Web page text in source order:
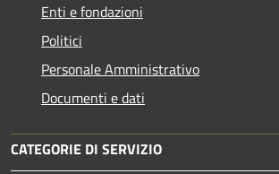
Enti e fondazioni
Politici
Personale Amministrativo
Documenti e dati
CATEGORIE DI SERVIZIO